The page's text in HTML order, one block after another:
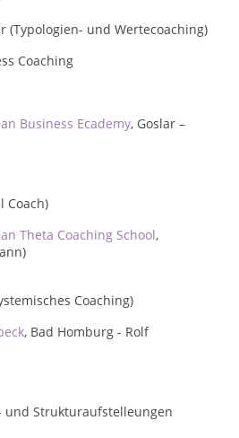
(Typologien- und Wertecoaching)
Coaching
Business Ecademy, Goslar –
Coach)
Theta Coaching School,
Coaching)
, Bad Homburg - Rolf
Strukturaufstelleungen